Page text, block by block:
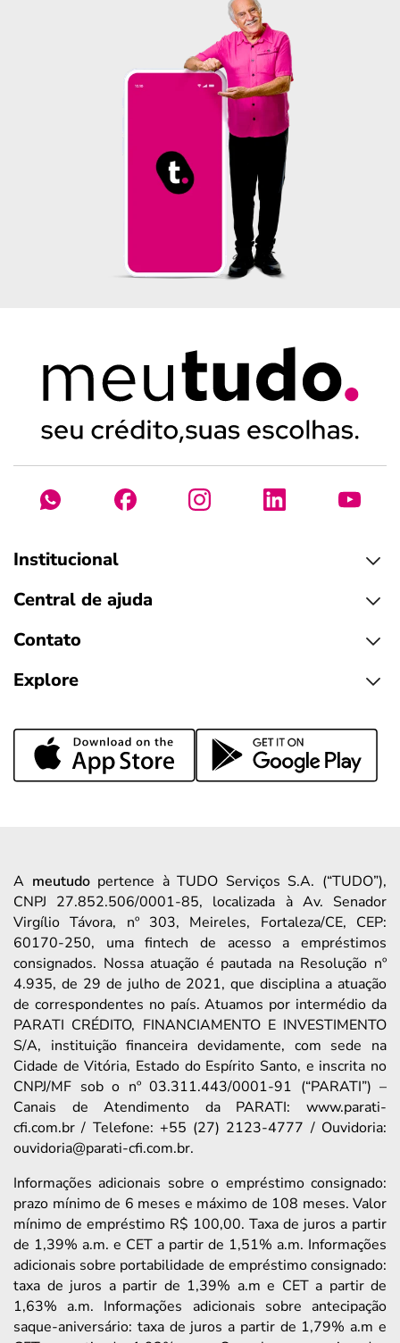
Institucional
Central de ajuda
Contato
Explore
A meutudopertence à TUDO Serviços S.A. (“TUDO”),
CNPJ 27.852.506/0001-85, localizada à Av. Senador
Virgílio Távora, nº 303, Meireles, Fortaleza/CE, CEP:
60170-250, uma fintech de acesso a empréstimos
consignados. Nossa atuação é pautada na Resolução nº
4.935, de 29 de julho de 2021, que disciplina a atuação
de correspondentes no país. Atuamos por intermédio da
PARATI CRÉDITO, FINANCIAMENTO E INVESTIMENTO
S/A, instituição financeira devidamente, com sede na
Cidade de Vitória, Estado do Espírito Santo, e inscrita no
CNPJ/MF sob o nº 03.311.443/0001-91 (“PARATI”) –
Canais de Atendimento da PARATI: www.parati-
cfi.com.br / Telefone: +55 (27) 2123-4777 / Ouvidoria:
ouvidoria@parati-cfi.com.br.
Informações adicionais sobre o empréstimo consignado:
prazo mínimo de 6 meses e máximo de 108 meses. Valor
mínimo de empréstimo R$ 100,00. Taxa de juros a partir
de 1,39% a.m. e CET a partir de 1,51% a.m. Informações
adicionais sobre portabilidade de empréstimo consignado:
taxa de juros a partir de 1,39% a.m e CET a partir de
1,63% a.m. Informações adicionais sobre antecipação
saque-aniversário: taxa de juros a partir de 1,79% a.m e